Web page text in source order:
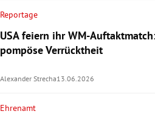
Reportage
USA feiern ihr WM-
pompöse Verrücktheit
Alexander Strecha13.06.2026
Ehrenamt